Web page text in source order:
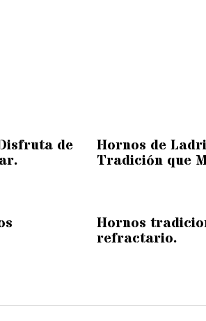
de
Hornos de
Tradición que
Hornos
refractario.